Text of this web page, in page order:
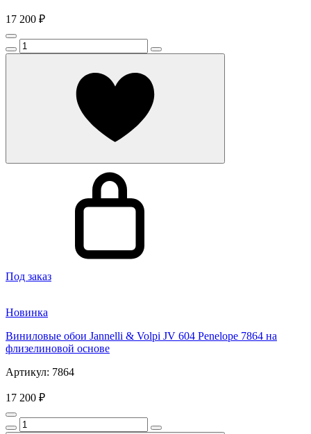
17 200 ₽
Под заказ
Новинка
Виниловые обои Jannelli & Volpi JV 604 Penelope 7864 на
флизелиновой основе
Артикул: 7864
17 200 ₽